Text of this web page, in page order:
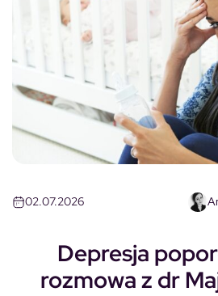
02.07.2026
Depresja
rozmowa z dr